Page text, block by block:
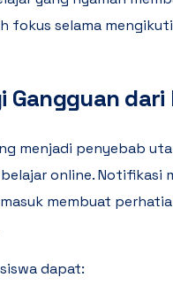
fokus selama
Gangguan dari
menjadi penyebab
online. Notifikasi
membuat
dapat: